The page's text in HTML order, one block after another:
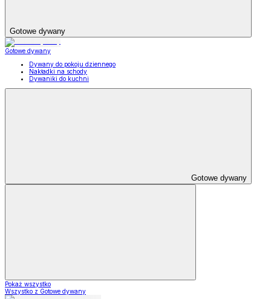
Gotowe dywany
Gotowe dywany
Dywany do pokoju dziennego
Nakładki na schody
Dywaniki do kuchni
Gotowe dywany
Pokaż wszystko
Wszystko z Gotowe dywany